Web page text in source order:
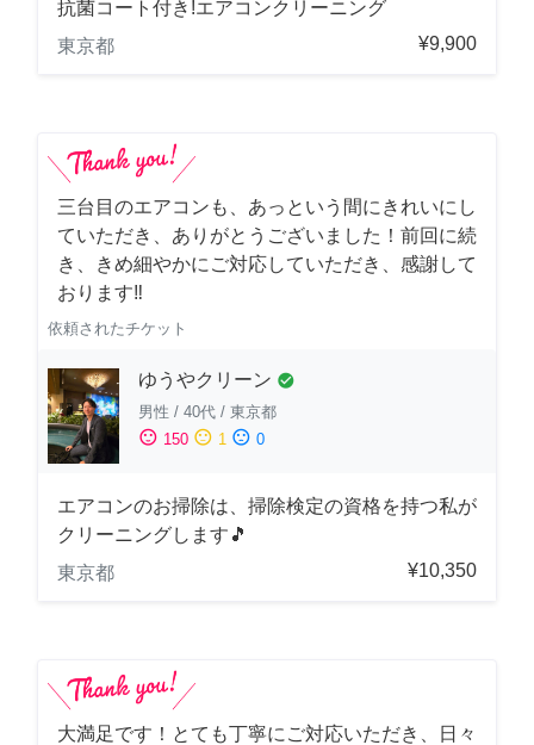
抗菌コート付き!エアコンクリーニング
東京都
¥9,900
三台目のエアコンも、あっという間にきれいにし
ていただき、ありがとうございました！前回に続
き、きめ細やかにご対応していただき、感謝して
おります‼️
依頼されたチケット
ゆうやクリーン check_circle
男性 / 40代 / 東京都
sentiment_satisfied 150 sentiment_neutral 1 sentiment_dissatisfied 0
エアコンのお掃除は、掃除検定の資格を持つ私が
クリーニングします🎵
東京都
¥10,350
大満足です！とても丁寧にご対応いただき、日々